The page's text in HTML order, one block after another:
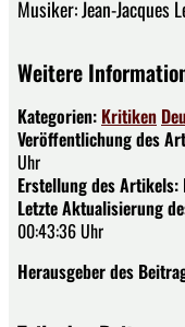
Musiker: Jean-Jacques
Weitere
Kategorien: Kritiken
Veröffentlichung des
Uhr
Erstellung des Artikels:
Letzte Aktualisierung
00:43:36 Uhr
Herausgeber des